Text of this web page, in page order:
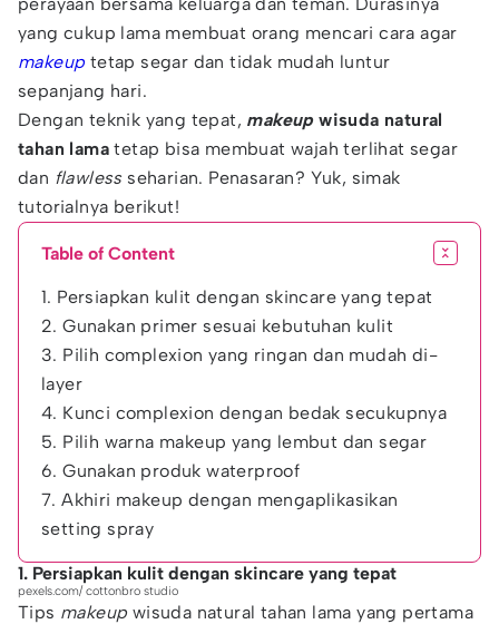
yang cukup lama membuat orang mencari cara agar
makeuptetap segar dan tidak mudah luntur
sepanjang hari.
Dengan teknik yang tepat, makeupwisuda natural
tahan lama tetap bisa membuat wajah terlihat segar
dan flawlessseharian. Penasaran? Yuk, simak
tutorialnya berikut!
Table of Content
1. Persiapkan kulit dengan skincare yang tepat
2. Gunakan primer sesuai kebutuhan kulit
3. Pilih complexion yang ringan dan mudah di-
layer
4. Kunci complexion dengan bedak secukupnya
5. Pilih warna makeup yang lembut dan segar
6. Gunakan produk waterproof
7. Akhiri makeup dengan mengaplikasikan
setting spray
1. Persiapkan kulit dengan skincare yang tepat
pexels.com/ cottonbro studio
Tips makeup wisuda natural tahan lama yang pertama